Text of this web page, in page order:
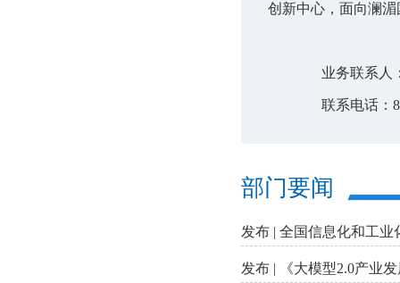
创新中心，面向澜
业务联系人
联系电话：
部门要闻
发布 | 全国信息化和工
发布 | 《大模型2.0产业